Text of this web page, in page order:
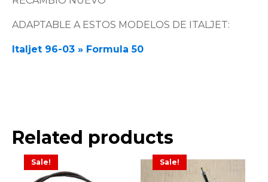
ADAPTABLE A ESTOS MODELOS DE ITALJET:
Italjet 96-03 » Formula 50
Related products
Sale! Sale!